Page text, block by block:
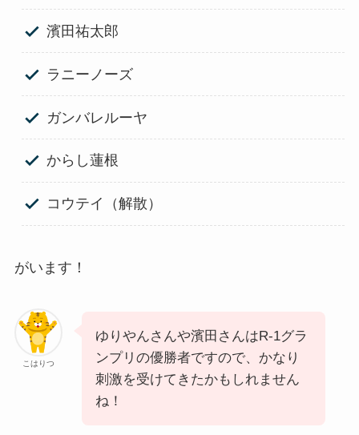
濱田祐太郎
ラニーノーズ
ガンバレルーヤ
からし蓮根
コウテイ（解散）
がいます！
こはりつ
ゆりやんさんや濱田さんはR-1グラ
ンプリの優勝者ですので、かなり
刺激を受けてきたかもしれません
ね！